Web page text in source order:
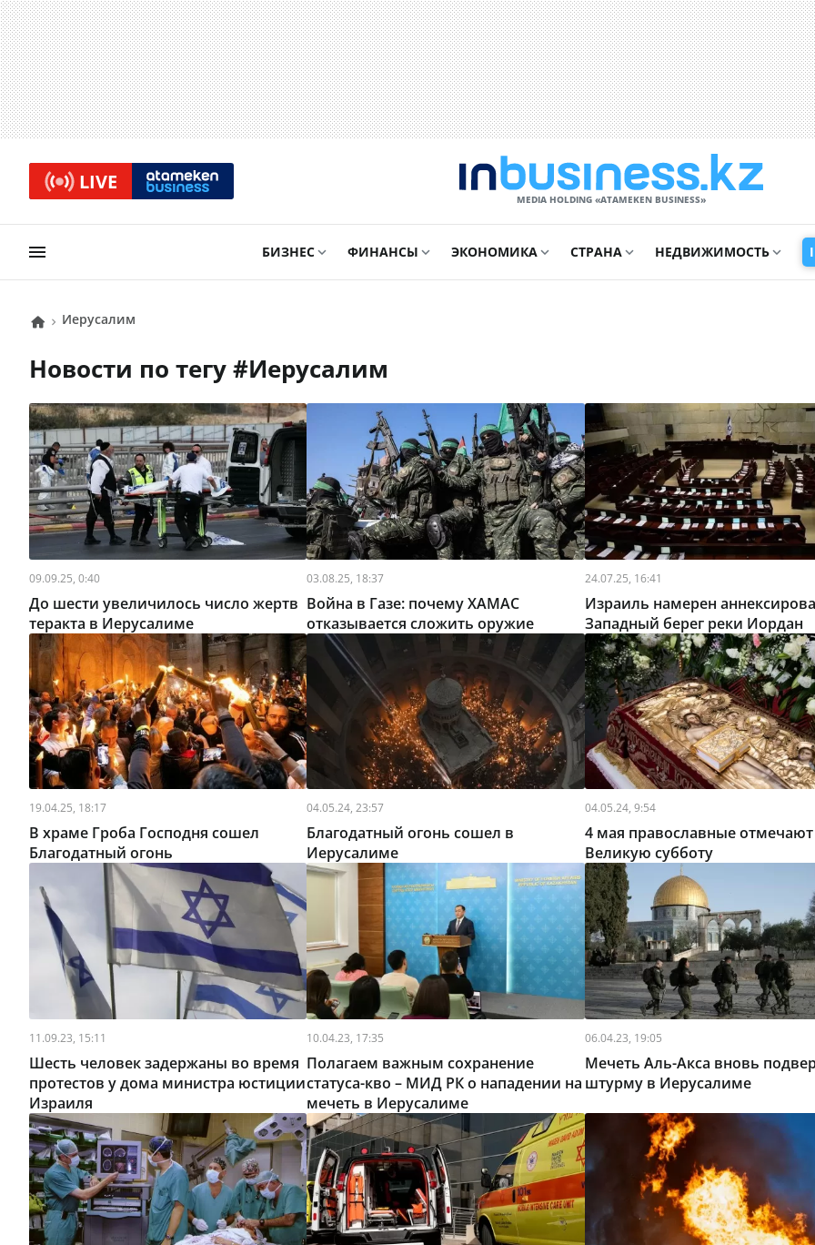
LIVE
MEDIA HOLDING «ATAMEKЕN BUSINESS»
БИЗНЕС ФИНАНСЫ ЭКОНОМИКА СТРАНА НЕДВИЖИМОСТЬ
Иерусалим
Новости по тегу # Иерусалим
09.09.25, 0:40
До шести увеличилось число жертв
теракта в Иерусалиме
03.08.25, 18:37
Война в Газе: почему ХАМАС
отказывается сложить оружие
24.07.25, 16:41
Израиль намерен
Западный берег реки Иордан
19.04.25, 18:17
В храме Гроба Господня сошел
Благодатный огонь
04.05.24, 23:57
Благодатный огонь сошел в
Иерусалиме
04.05.24, 9:54
4 мая православные отмечают
Великую субботу
11.09.23, 15:11
Шесть человек задержаны во время
протестов у дома министра юстиции
Израиля
10.04.23, 17:35
Полагаем важным сохранение
статуса-кво – МИД РК о нападении на
мечеть в Иерусалиме
06.04.23, 19:05
Мечеть Аль-Акса вновь
штурму в Иерусалиме